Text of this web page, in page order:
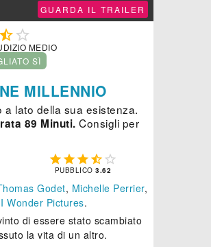
GUARDA IL TRAILER

MEDIO
SÌ
MILLENNIO
lato della sua esistenza.
89 Minuti. Consigli per
    
PUBBLICO3.62
Godet, Michelle Perrier,
I Wonder Pictures.
di essere stato scambiato
la vita di un altro.